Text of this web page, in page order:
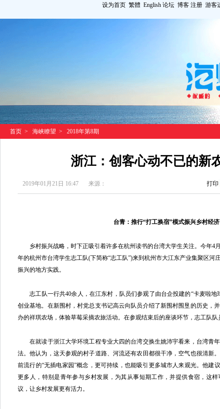
设为首页 繁體 English 论坛 博客 注册 游客
首页 > 海峡瞭望 > 2018年第8期
浙江：创客心动不已的新
2019年01月21日 16:47 来源： 打印
台青：推行“打工换宿”模式振兴乡村
乡村振兴战略，时下正吸引着许多在杭州读书的台湾大学生关注。今年4
年的杭州市台湾学生志工队(下简称“志工队”)来到杭州市大江东产业集聚区河
振兴的地方实践。
志工队一行共40余人，在江东村，队员们参观了由台企投建的“卡麦啦地
创业基地。在新围村，村党总支书记高云向队员介绍了新围村围垦的历史，
办的祥琪农场，体验草莓采摘农旅活动。在参观结束后的座谈环节，志工队
在就读于浙江大学环境工程专业大四的台湾交换生姚沛宇看来，台湾青
法。他认为，这天参观的村子道路、河流还有农田都很干净，空气也很清新
前流行的“无插电家园”概念，更可持续，也能吸引更多城市人来观光。他建
更多人，特别是青年参与乡村发展，为其从事短期工作，并提供食宿，这
议，让乡村发展更有活力。